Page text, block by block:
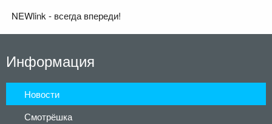
NEWlink - всегда впереди!
Информация
Новости
Смотрёшка